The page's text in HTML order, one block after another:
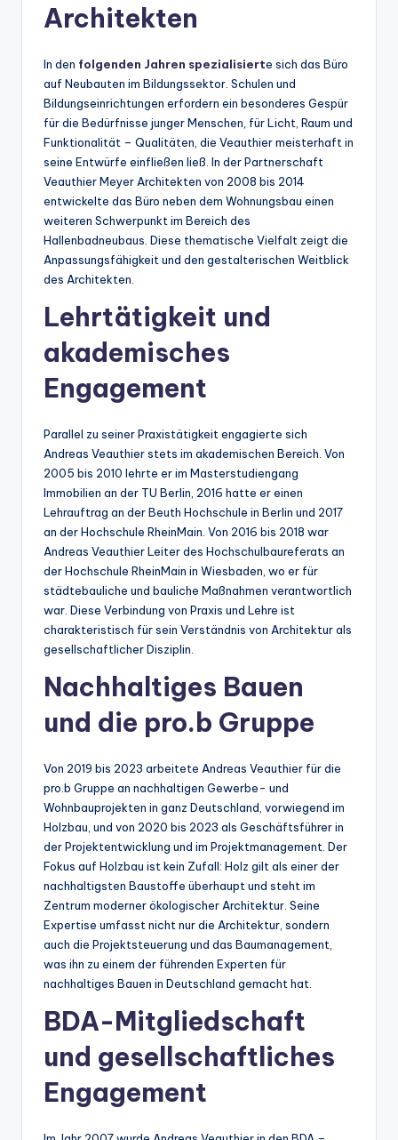
Architekten
In den folgenden Jahren spezialisierte sich das Büro
auf Neubauten im Bildungssektor. Schulen und
Bildungseinrichtungen erfordern ein besonderes Gespür
für die Bedürfnisse junger Menschen, für Licht, Raum und
Funktionalität – Qualitäten, die Veauthier meisterhaft in
seine Entwürfe einfließen ließ. In der Partnerschaft
Veauthier Meyer Architekten von 2008 bis 2014
entwickelte das Büro neben dem Wohnungsbau einen
weiteren Schwerpunkt im Bereich des
Hallenbadneubaus. Diese thematische Vielfalt zeigt die
Anpassungsfähigkeit und den gestalterischen Weitblick
des Architekten.
Lehrtätigkeit und
akademisches
Engagement
Parallel zu seiner Praxistätigkeit engagierte sich
Andreas Veauthier stets im akademischen Bereich. Von
2005 bis 2010 lehrte er im Masterstudiengang
Immobilien an der TU Berlin, 2016 hatte er einen
Lehrauftrag an der Beuth Hochschule in Berlin und 2017
an der Hochschule RheinMain. Von 2016 bis 2018 war
Andreas Veauthier Leiter des Hochschulbaureferats an
der Hochschule RheinMain in Wiesbaden, wo er für
städtebauliche und bauliche Maßnahmen verantwortlich
war. Diese Verbindung von Praxis und Lehre ist
charakteristisch für sein Verständnis von Architektur als
gesellschaftlicher Disziplin.
Nachhaltiges Bauen
und die pro.b Gruppe
Von 2019 bis 2023 arbeitete Andreas Veauthier für die
pro.b Gruppe an nachhaltigen Gewerbe- und
Wohnbauprojekten in ganz Deutschland, vorwiegend im
Holzbau, und von 2020 bis 2023 als Geschäftsführer in
der Projektentwicklung und im Projektmanagement. Der
Fokus auf Holzbau ist kein Zufall: Holz gilt als einer der
nachhaltigsten Baustoffe überhaupt und steht im
Zentrum moderner ökologischer Architektur. Seine
Expertise umfasst nicht nur die Architektur, sondern
auch die Projektsteuerung und das Baumanagement,
was ihn zu einem der führenden Experten für
nachhaltiges Bauen in Deutschland gemacht hat.
BDA-Mitgliedschaft
und gesellschaftliches
Engagement